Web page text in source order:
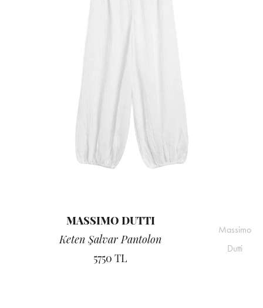
MASSIMO DUTTI
Keten Şalvar Pantolon
5750 TL
Massimo
Dutti